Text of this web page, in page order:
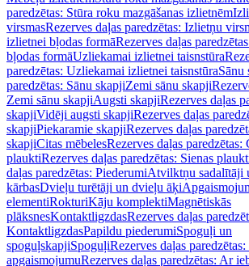
paredzētas: Stūra roku mazgāšanas izlietnēm
virsmasRezerves daļas paredzētas: Izlietņu
izlietnei bļodas formāRezerves daļas
bļodas formāUzliekamai izlietnei taisnstūra
paredzētas: Uzliekamai izlietnei taisnstūraSānu
paredzētas: Sānu skapjiZemi sānu skapji
Zemi sānu skapjiAugsti skapjiRezerves daļas
skapjiVidēji augsti skapjiRezerves daļas
skapjiPiekaramie skapjiRezerves daļas
skapjiCitas mēbelesRezerves daļas paredzētas:
plauktiRezerves daļas paredzētas: Sienas
daļas paredzētas: PiederumiAtvilktņu sadalītāji
kārbasDvieļu turētāji un dvieļu āķi
elementiRokturiKāju komplektiMagnētiskās
plāksnesKontaktligzdasRezerves daļas
KontaktligzdasPapildu piederumiSpoguļi un
spoguļskapjiSpoguļiRezerves daļas
apgaismojumuRezerves daļas paredzētas: Ar